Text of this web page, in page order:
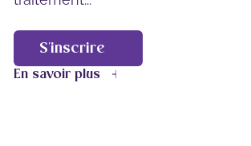
S'inscrire
En savoir plus